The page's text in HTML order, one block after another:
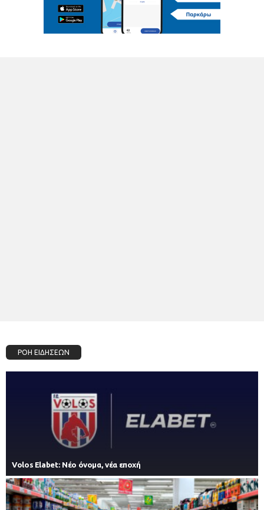
ΡΟΗ ΕΙΔΗΣΕΩΝ
Volos Elabet: Νέο όνομα, νέα εποχή